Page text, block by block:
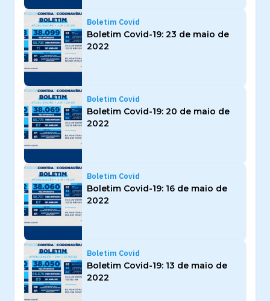
Boletim Covid
Boletim Covid-19: 23 de maio de
2022
Boletim Covid
Boletim Covid-19: 20 de maio de
2022
Boletim Covid
Boletim Covid-19: 16 de maio de
2022
Boletim Covid
Boletim Covid-19: 13 de maio de
2022